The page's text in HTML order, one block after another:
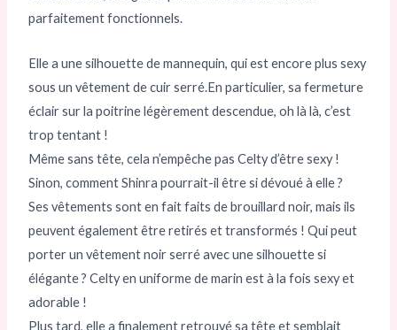
parfaitement fonctionnels.
Elle a une silhouette de mannequin, qui est encore plus sexy
sous un vêtement de cuir serré.En particulier, sa fermeture
éclair sur la poitrine légèrement descendue, oh là là, c’est
trop tentant !
Même sans tête, cela n’empêche pas Celty d’être sexy !
Sinon, comment Shinra pourrait-il être si dévoué à elle ?
Ses vêtements sont en fait faits de brouillard noir, mais ils
peuvent également être retirés et transformés ! Qui peut
porter un vêtement noir serré avec une silhouette si
élégante ? Celty en uniforme de marin est à la fois sexy et
adorable !
Plus tard, elle a finalement retrouvé sa tête et semblait